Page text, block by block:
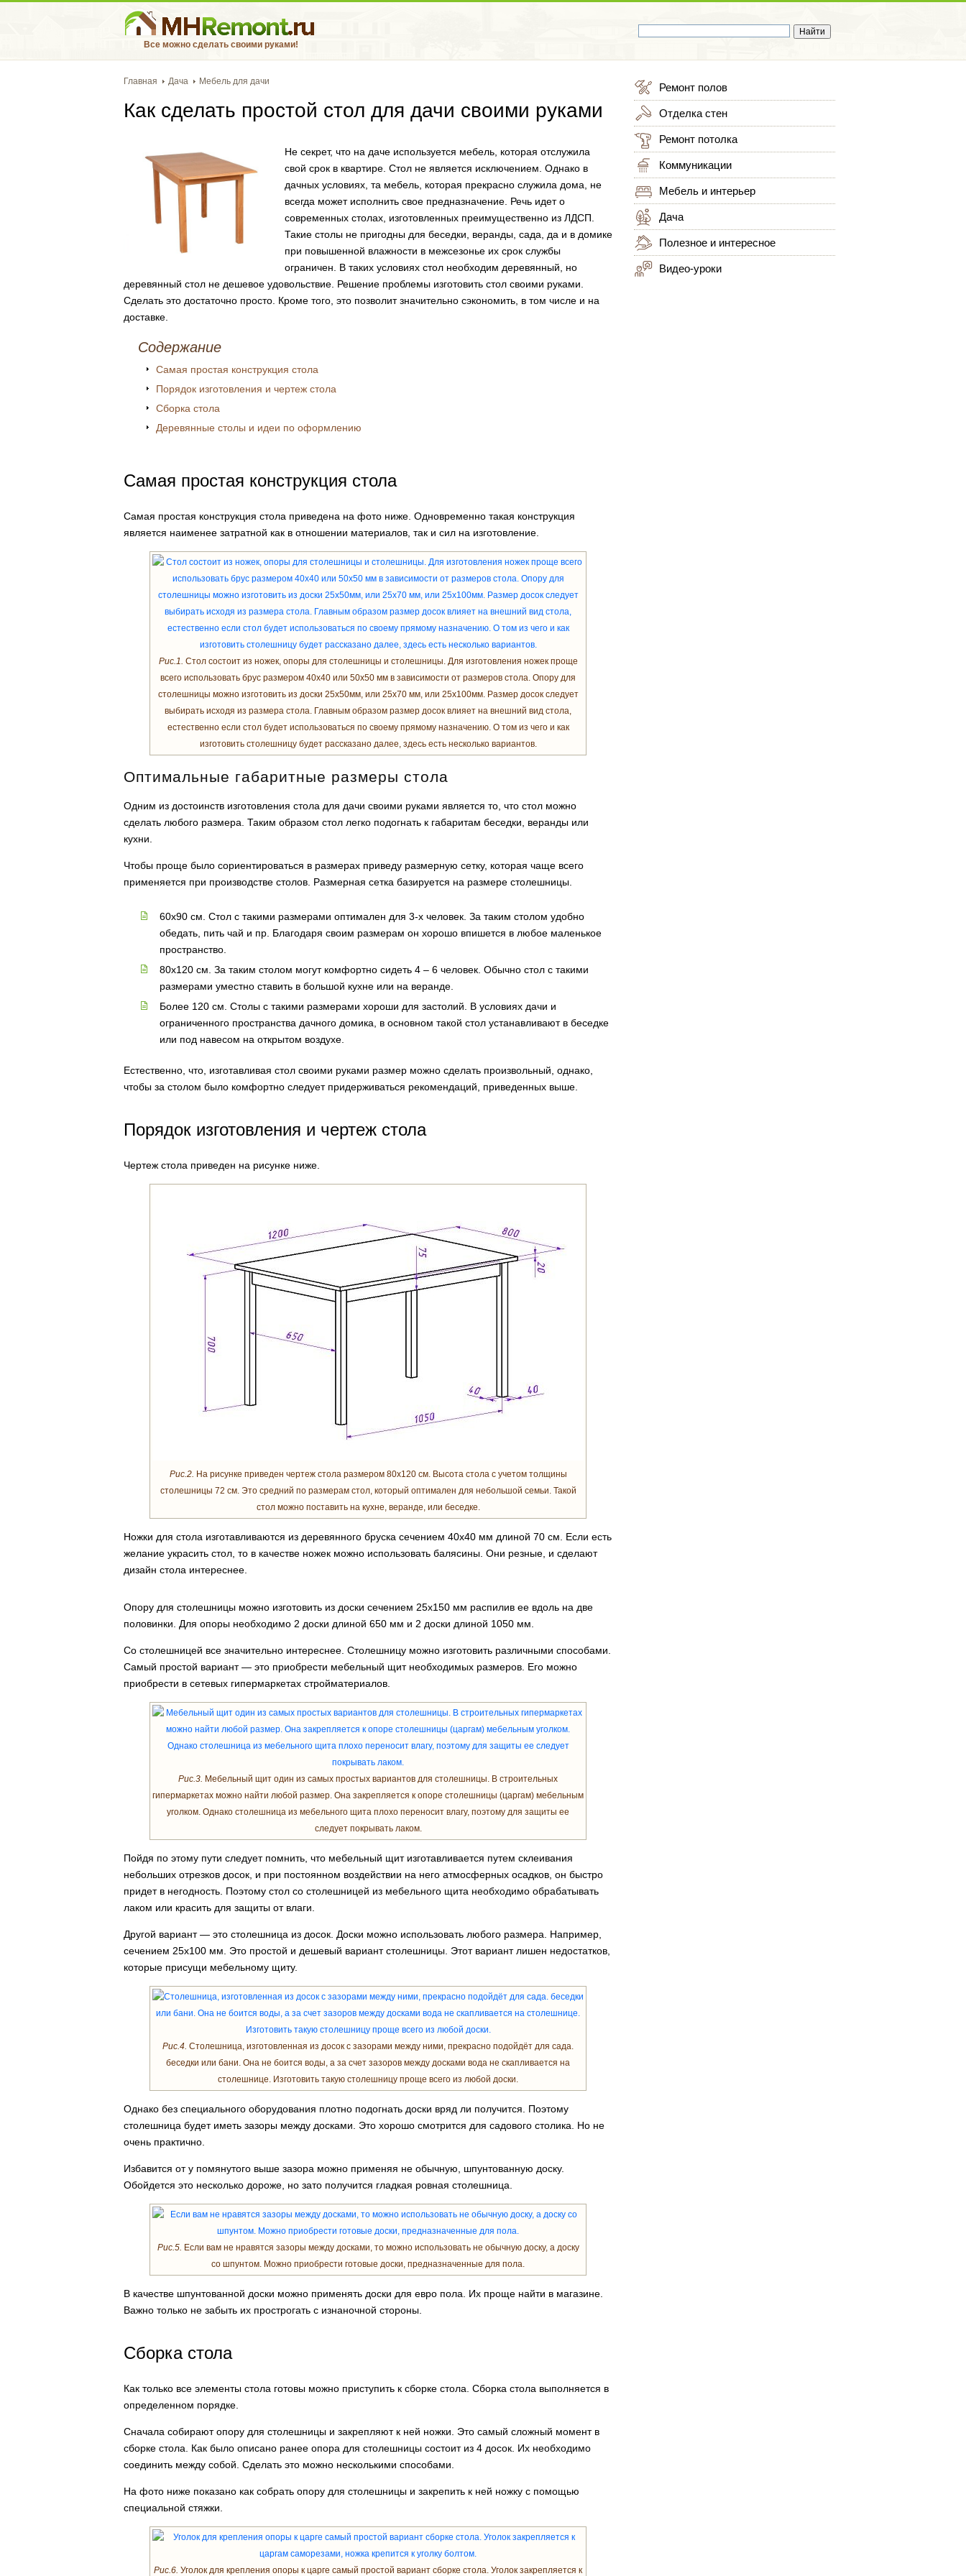
Все можно сделать своими руками!
Главная Дача Мебель для дачи
Как сделать простой стол для дачи своими руками
Не секрет, что на даче используется мебель, которая отслужила
свой срок в квартире. Стол не является исключением. Однако в
дачных условиях, та мебель, которая прекрасно служила дома, не
всегда может исполнить свое предназначение. Речь идет о
современных столах, изготовленных преимущественно из ЛДСП.
Такие столы не пригодны для беседки, веранды, сада, да и в домике
при повышенной влажности в межсезонье их срок службы
ограничен. В таких условиях стол необходим деревянный, но
деревянный стол не дешевое удовольствие. Решение проблемы изготовить стол своими руками.
Сделать это достаточно просто. Кроме того, это позволит значительно сэкономить, в том числе и на
доставке.
Содержание
Самая простая конструкция стола
Порядок изготовления и чертеж стола
Сборка стола
Деревянные столы и идеи по оформлению
Самая простая конструкция стола
Самая простая конструкция стола приведена на фото ниже. Одновременно такая конструкция
является наименее затратной как в отношении материалов, так и сил на изготовление.
Рис.1. Стол состоит из ножек, опоры для столешницы и столешницы. Для изготовления ножек проще
всего использовать брус размером 40х40 или 50х50 мм в зависимости от размеров стола. Опору для
столешницы можно изготовить из доски 25х50мм, или 25х70 мм, или 25х100мм. Размер досок следует
выбирать исходя из размера стола. Главным образом размер досок влияет на внешний вид стола,
естественно если стол будет использоваться по своему прямому назначению. О том из чего и как
изготовить столешницу будет рассказано далее, здесь есть несколько вариантов.
Оптимальные габаритные размеры стола
Одним из достоинств изготовления стола для дачи своими руками является то, что стол можно
сделать любого размера. Таким образом стол легко подогнать к габаритам беседки, веранды или
кухни.
Чтобы проще было сориентироваться в размерах приведу размерную сетку, которая чаще всего
применяется при производстве столов. Размерная сетка базируется на размере столешницы.
60х90 см. Стол с такими размерами оптимален для 3-х человек. За таким столом удобно
обедать, пить чай и пр. Благодаря своим размерам он хорошо впишется в любое маленькое
пространство.
80х120 см. За таким столом могут комфортно сидеть 4 – 6 человек. Обычно стол с такими
размерами уместно ставить в большой кухне или на веранде.
Более 120 см. Столы с такими размерами хороши для застолий. В условиях дачи и
ограниченного пространства дачного домика, в основном такой стол устанавливают в беседке
или под навесом на открытом воздухе.
Естественно, что, изготавливая стол своими руками размер можно сделать произвольный, однако,
чтобы за столом было комфортно следует придерживаться рекомендаций, приведенных выше.
Порядок изготовления и чертеж стола
Чертеж стола приведен на рисунке ниже.
Рис.2. На рисунке приведен чертеж стола размером 80х120 см. Высота стола с учетом толщины
столешницы 72 см. Это средний по размерам стол, который оптимален для небольшой семьи. Такой
стол можно поставить на кухне, веранде, или беседке.
Ножки для стола изготавливаются из деревянного бруска сечением 40х40 мм длиной 70 см. Если есть
желание украсить стол, то в качестве ножек можно использовать балясины. Они резные, и сделают
дизайн стола интереснее.
Опору для столешницы можно изготовить из доски сечением 25х150 мм распилив ее вдоль на две
половинки. Для опоры необходимо 2 доски длиной 650 мм и 2 доски длиной 1050 мм.
Со столешницей все значительно интереснее. Столешницу можно изготовить различными способами.
Самый простой вариант — это приобрести мебельный щит необходимых размеров. Его можно
приобрести в сетевых гипермаркетах стройматериалов.
Рис.3. Мебельный щит один из самых простых вариантов для столешницы. В строительных
гипермаркетах можно найти любой размер. Она закрепляется к опоре столешницы (царгам) мебельным
уголком. Однако столешница из мебельного щита плохо переносит влагу, поэтому для защиты ее
следует покрывать лаком.
Пойдя по этому пути следует помнить, что мебельный щит изготавливается путем склеивания
небольших отрезков досок, и при постоянном воздействии на него атмосферных осадков, он быстро
придет в негодность. Поэтому стол со столешницей из мебельного щита необходимо обрабатывать
лаком или красить для защиты от влаги.
Другой вариант — это столешница из досок. Доски можно использовать любого размера. Например,
сечением 25х100 мм. Это простой и дешевый вариант столешницы. Этот вариант лишен недостатков,
которые присущи мебельному щиту.
Рис.4. Столешница, изготовленная из досок с зазорами между ними, прекрасно подойдёт для сада.
беседки или бани. Она не боится воды, а за счет зазоров между досками вода не скапливается на
столешнице. Изготовить такую столешницу проще всего из любой доски.
Однако без специального оборудования плотно подогнать доски вряд ли получится. Поэтому
столешница будет иметь зазоры между досками. Это хорошо смотрится для садового столика. Но не
очень практично.
Избавится от у помянутого выше зазора можно применяя не обычную, шпунтованную доску.
Обойдется это несколько дороже, но зато получится гладкая ровная столешница.
Рис.5. Если вам не нравятся зазоры между досками, то можно использовать не обычную доску, а доску
со шпунтом. Можно приобрести готовые доски, предназначенные для пола.
В качестве шпунтованной доски можно применять доски для евро пола. Их проще найти в магазине.
Важно только не забыть их прострогать с изнаночной стороны.
Сборка стола
Как только все элементы стола готовы можно приступить к сборке стола. Сборка стола выполняется в
определенном порядке.
Сначала собирают опору для столешницы и закрепляют к ней ножки. Это самый сложный момент в
сборке стола. Как было описано ранее опора для столешницы состоит из 4 досок. Их необходимо
соединить между собой. Сделать это можно несколькими способами.
На фото ниже показано как собрать опору для столешницы и закрепить к ней ножку с помощью
специальной стяжки.
Рис.6. Уголок для крепления опоры к царге самый простой вариант сборке стола. Уголок закрепляется к
Ремонт полов
Отделка стен
Ремонт потолка
Коммуникации
Мебель и интерьер
Дача
Полезное и интересное
Видео-уроки